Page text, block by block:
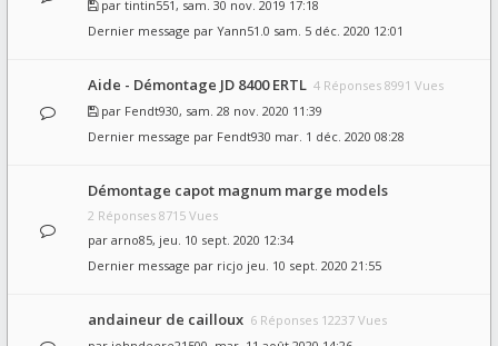
par tintin551, sam. 30 nov. 2019 17:18
Dernier message par Yann51.0 sam. 5 déc. 2020 12:01
Aide - Démontage JD 8400 ERTL 4 Réponses 8991 Vues
par Fendt930, sam. 28 nov. 2020 11:39
Dernier message par Fendt930 mar. 1 déc. 2020 08:28
Démontage capot magnum marge models
2 Réponses 8715 Vues
par arno85, jeu. 10 sept. 2020 12:34
Dernier message par ricjo jeu. 10 sept. 2020 21:55
andaineur de cailloux 6 Réponses 12237 Vues